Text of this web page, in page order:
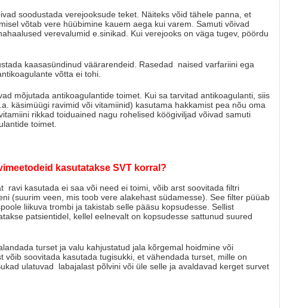
soodustada verejooksude teket. Näiteks võid tähele panna, et
võtab vere hüübimine kauem aega kui varem. Samuti võivad
verevalumid e.sinikad. Kui verejooks on väga tugev, pöördu
kaasasündinud väärarendeid. Rasedad naised varfariini ega
võtta ei tohi.
mõjutada antikoagulantide toimet. Kui sa tarvitad antikoagulanti, siis
käsimüügi ravimid või vitamiinid) kasutama hakkamist pea nõu oma
rikkad toiduained nagu rohelised köögiviljad võivad samuti
toimet.
kasutatakse SVT korral?
ravi kasutada ei saa või need ei toimi, võib arst soovitada filtri
(suurim veen, mis toob vere alakehast südamesse). See filter püüab
liikuva trombi ja takistab selle pääsu kopsudesse. Sellist
patsientidel, kellel eelnevalt on kopsudesse sattunud suured
turset ja valu kahjustatud jala kõrgemal hoidmine või
võib soovitada kasutada tugisukki, et vähendada turset, mille on
ulatuvad labajalast põlvini või üle selle ja avaldavad kerget survet